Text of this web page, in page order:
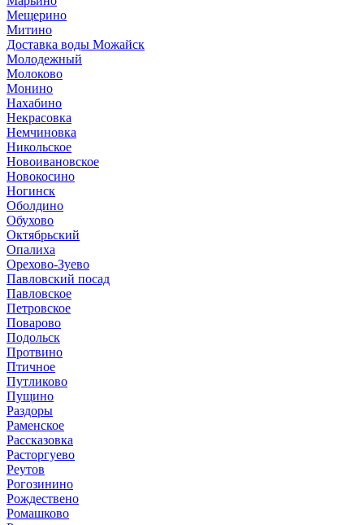
Мещерино
Митино
Доставка воды Можайск
Молодежный
Молоково
Монино
Нахабино
Некрасовка
Немчиновка
Никольское
Новоивановское
Новокосино
Ногинск
Оболдино
Обухово
Октябрьский
Опалиха
Орехово-Зуево
Павловский посад
Павловское
Петровское
Поварово
Подольск
Протвино
Птичное
Путликово
Пущино
Раздоры
Раменское
Рассказовка
Расторгуево
Реутов
Рогозинино
Рождествено
Ромашково